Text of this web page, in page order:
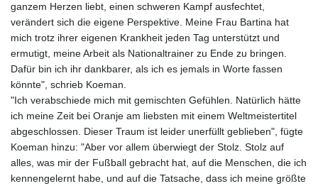
ganzem Herzen liebt, einen schweren Kampf ausfechtet,
verändert sich die eigene Perspektive. Meine Frau Bartina hat
mich trotz ihrer eigenen Krankheit jeden Tag unterstützt und
ermutigt, meine Arbeit als Nationaltrainer zu Ende zu bringen.
Dafür bin ich ihr dankbarer, als ich es jemals in Worte fassen
könnte", schrieb Koeman.
"Ich verabschiede mich mit gemischten Gefühlen. Natürlich hätte
ich meine Zeit bei Oranje am liebsten mit einem Weltmeistertitel
abgeschlossen. Dieser Traum ist leider unerfüllt geblieben", fügte
Koeman hinzu: "Aber vor allem überwiegt der Stolz. Stolz auf
alles, was mir der Fußball gebracht hat, auf die Menschen, die ich
kennengelernt habe, und auf die Tatsache, dass ich meine größte